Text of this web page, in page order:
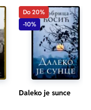
Do 20%
-10%
Daleko je sunce